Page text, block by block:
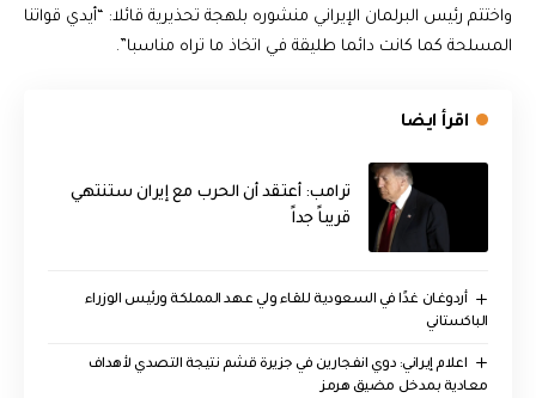
واختتم رئيس البرلمان الإيراني منشوره بلهجة تحذيرية قائلا: “أيدي قواتنا
المسلحة كما كانت دائما طليقة في اتخاذ ما تراه مناسبا”.
اقرأ ايضا
‏ترامب: أعتقد أن الحرب مع إيران ستنتهي
قريباً جداً
أردوغان غدًا في السعودية للقاء ولي عهد المملكة ورئيس الوزراء
الباكستاني
اعلام إيراني: دوي انفجارين في جزيرة قشم نتيجة التصدي لأهداف
معادية بمدخل مضيق هرمز